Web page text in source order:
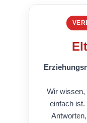
Wir
einfach ist.